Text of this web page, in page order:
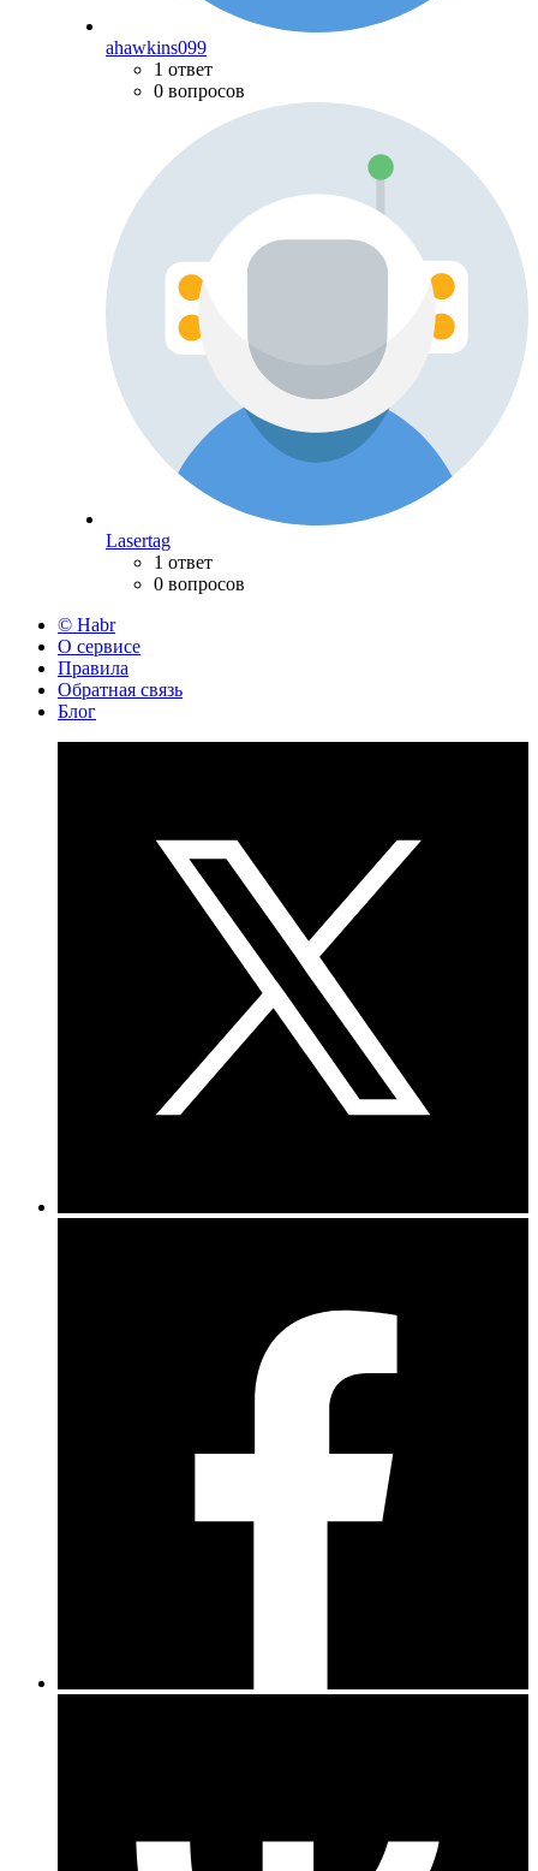
ahawkins099
1 ответ
0 вопросов
Lasertag
1 ответ
0 вопросов
© Habr
О сервисе
Правила
Обратная связь
Блог